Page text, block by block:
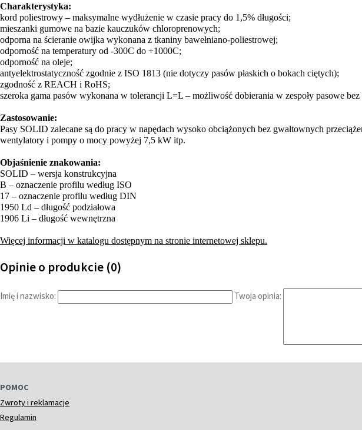
Charakterystyka:
kord poliestrowy – maksymalne wydłużenie w czasie pracy do 1,5% długości;
mieszanki gumowe na bazie kauczuków chloroprenowych;
odporna na ścieranie owijka wykonana z tkaniny bawełniano-poliestrowej;
odporność na temperatury od -300C do +1000C;
odporność na oleje;
antyelektrostatyczność zgodnie z ISO 1813 (nie dotyczy pasów płaskich o bokach ciętych);
zgodność z REACH i RoHS;
szeroka gama pasów wykonana w tolerancji L=L – możliwość dobierania w zespoły pasowe
Zastosowanie:
Pasy SOLID zalecane są do pracy w napędach wysoko obciążonych bez gwałtownych
wentylatory i pompy o mocy powyżej 7,5 kW itp.
Objaśnienie znakowania:
SOLID – wersja konstrukcyjna
B – oznaczenie profilu według ISO
17 – oznaczenie profilu według DIN
1950 Ld – długość podziałowa
1906 Li – długość wewnętrzna
Więcej informacji w katalogu dostępnym na stronie internetowej sklepu.
Opinie o produkcie (0)
Imię i nazwisko: Twoja opinia:
POMOC
Zwroty i reklamacje
Regulamin